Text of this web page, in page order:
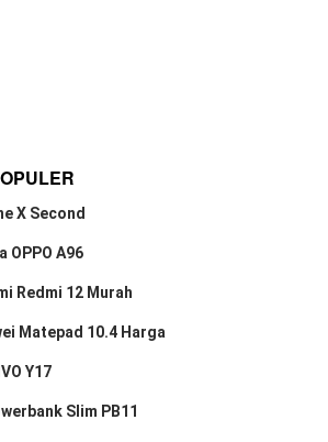
X Second
OPPO A96
Redmi 12 Murah
Matepad 10.4 Harga
Y17
Slim PB11